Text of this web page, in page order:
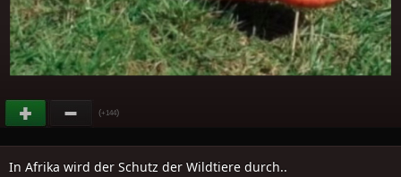
(+144)
In Afrika wird der Schutz der Wildtiere durch..